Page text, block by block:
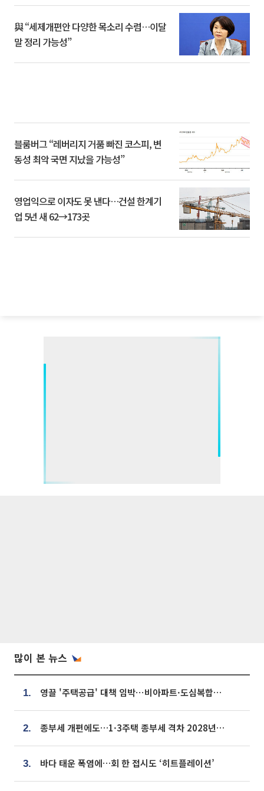
與 “세제개편안 다양한 목소리 수렴…이달
말 정리 가능성”
블룸버그 “레버리지 거품 빠진 코스피, 변
동성 최악 국면 지났을 가능성”
영업익으로 이자도 못 낸다…건설 한계기
업 5년 새 62→173곳
많이 본 뉴스
1. 영끌 '주택공급' 대책 임박⋯비아파트·도심복합까지 총동원
2. 종부세 개편에도…1·3주택 종부세 격차 2028년부터 확대
3. 바다 태운 폭염에…회 한 접시도 ‘히트플레이션’